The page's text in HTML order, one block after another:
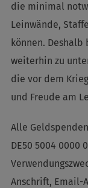
die minimal
Leinwände,
können.
weiterhin zu
die vor dem
und Freude am
Alle
DE50 5004 0000
Anschrift, Email-